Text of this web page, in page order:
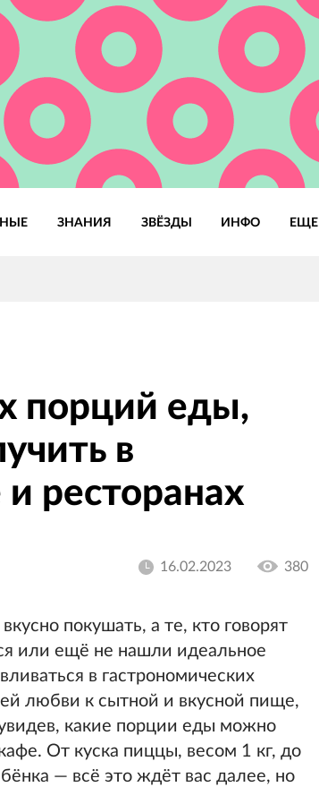
ЗНАНИЯ ЗВЁЗДЫ ИНФО ЕЩЕ
порций еды,
в
ресторанах
16.02.2023 380
покушать, а те, кто говорят
или ещё не нашли идеальное
в гастрономических
любви к сытной и вкусной пище,
какие порции еды можно
От куска пиццы, весом 1 кг, до
— всё это ждёт вас далее, но